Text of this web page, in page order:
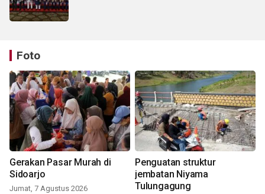
Foto
Gerakan Pasar Murah di
Sidoarjo
Jumat, 7 Agustus 2026
Penguatan struktur
jembatan Niyama
Tulungagung